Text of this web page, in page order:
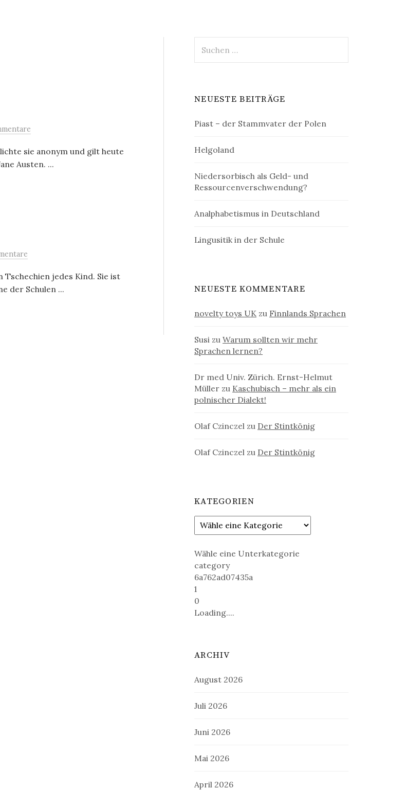
sie anonym und gilt heute
Austen. ...
jedes Kind. Sie ist
der Schulen ...
nach:
NEUESTE BEITRÄGE
Piast – der Stammvater der Polen
Helgoland
Niedersorbisch als Geld- und
Ressourcenverschwendung?
Analphabetismus in Deutschland
Lingusitik in der Schule
NEUESTE KOMMENTARE
novelty toys UK zu Finnlands Sprachen
Susi zuWarum sollten wir mehr
Sprachen lernen?
Dr med Univ. Zürich. Ernst-Helmut
Müller zu Kaschubisch – mehr als ein
polnischer Dialekt!
Olaf Czinczel zu Der Stintkönig
Olaf Czinczel zu Der Stintkönig
KATEGORIEN
Wähle eine Unterkategorie
category
6a762ad07435a
1
0
Loading....
ARCHIV
August 2026
Juli 2026
Juni 2026
Mai 2026
April 2026